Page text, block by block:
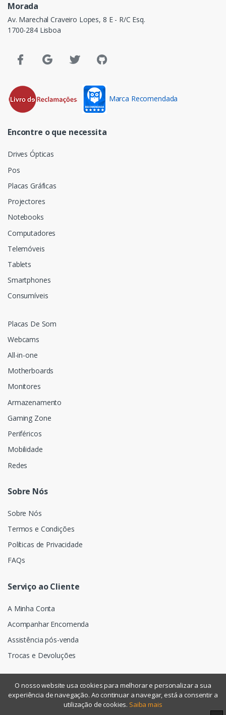
Morada
Av. Marechal Craveiro Lopes, 8 E - R/C Esq.
1700-284 Lisboa
Marca Recomendada
Encontre o que necessita
Drives Ópticas
Pos
Placas Gráficas
Projectores
Notebooks
Computadores
Telemóveis
Tablets
Smartphones
Consumíveis
Placas De Som
Webcams
All-in-one
Motherboards
Monitores
Armazenamento
Gaming Zone
Periféricos
Mobilidade
Redes
Sobre Nós
Sobre Nós
Termos e Condições
Políticas de Privacidade
FAQs
Serviço ao Cliente
A Minha Conta
Acompanhar Encomenda
Assistência pós-venda
Trocas e Devoluções
©Assismática- Todos os direitos reservados
O nosso website usa cookies para melhorar e personalizar a sua
experiência de navegação. Ao continuar a navegar, está a consentir a
utilização de cookies. Saiba mais